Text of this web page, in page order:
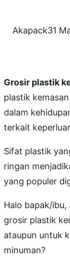
Akapack31
Grosir plastik
plastik
dalam
terkait
Sifat plastik
ringan
yang populer
Halo bapak/
grosir plastik
ataupun untuk
minuman?